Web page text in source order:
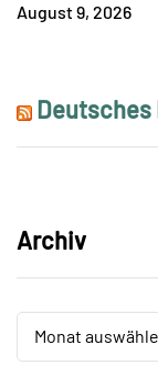
August 9, 2026
Deutsches
Archiv
Archiv
Monat
Archiv